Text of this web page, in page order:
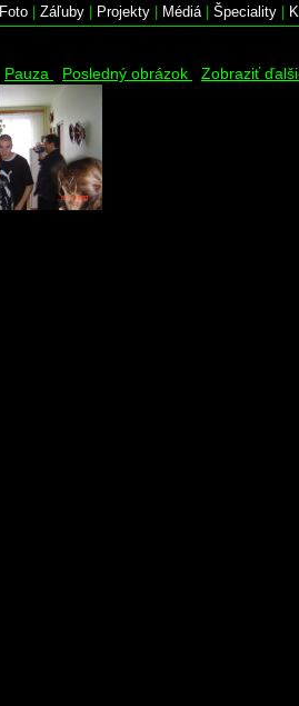
Foto Záľuby Projekty Médiá| Špeciality
Pauza Posledný obrázok Zobraziť